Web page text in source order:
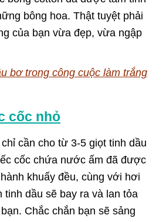
bông hoa. Thật tuyệt phải
của bạn vừa đẹp, vừa ngập
bơ trong công cuộc làm trắng
cốc nhỏ
cần cho từ 3-5 giọt tinh dầu
cốc chứa nước ấm đã được
khuấy đều, cùng với hơi
dầu sẽ bay ra và lan tỏa
Chắc chắn bạn sẽ sảng